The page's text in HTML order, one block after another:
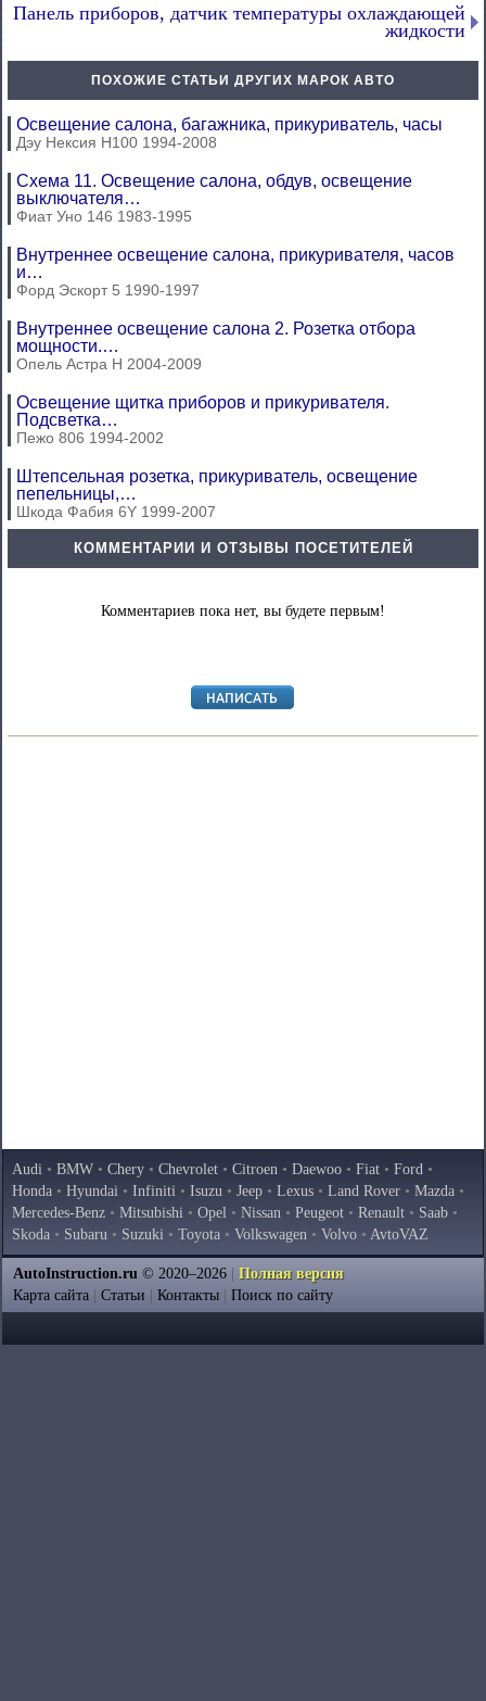
Панель приборов, датчик температуры охлаждающей
жидкости
ПОХОЖИЕ СТАТЬИ ДРУГИХ МАРОК АВТО
Освещение салона, багажника, прикуриватель, часы
Дэу Нексия Н100 1994-2008
Схема 11. Освещение салона, обдув, освещение
выключателя…
Фиат Уно 146 1983-1995
Внутреннее освещение салона, прикуривателя, часов
и…
Форд Эскорт 5 1990-1997
Внутреннее освещение салона 2. Розетка отбора
мощности.…
Опель Астра Н 2004-2009
Освещение щитка приборов и прикуривателя.
Подсветка…
Пежо 806 1994-2002
Штепсельная розетка, прикуриватель, освещение
пепельницы,…
Шкода Фабия 6Y 1999-2007
КОММЕНТАРИИ И ОТЗЫВЫ ПОСЕТИТЕЛЕЙ
Комментариев пока нет, вы будете первым!
Audi • BMW • Chery • Chevrolet • Citroen • Daewoo • Fiat • Ford •
Honda • Hyundai • Infiniti • Isuzu • Jeep • Lexus • Land Rover • Mazda •
Mercedes-Benz • Mitsubishi • Opel • Nissan • Peugeot • Renault • Saab •
Skoda • Subaru • Suzuki • Toyota • Volkswagen • Volvo • AvtoVAZ
AutoInstruction.ru © 2020–2026
Полная версия
Карта сайта
Статьи Контакты Поиск по сайту